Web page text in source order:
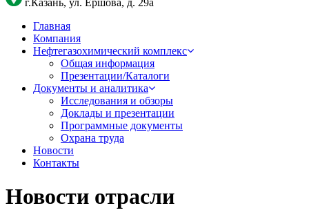
г.Казань, ул. Ершова, д. 29а
Главная
Компания
Нефтегазохимический комплекс
Общая информация
Презентации/Каталоги
Документы и аналитика
Исследования и обзоры
Доклады и презентации
Программные документы
Охрана труда
Новости
Контакты
Новости отрасли